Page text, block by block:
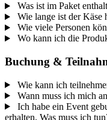
Was ist im Paket
Wie lange ist der Käse
Wie viele Personen
Wo kann ich die
Buchung &
Wie kann ich
Wann muss ich mich
Ich habe ein Event
erhalten. Was muss ich